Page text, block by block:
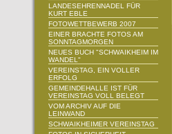
LANDESEHRENNADEL FÜR
KURT EBLE
FOTOWETTBEWERB 2007
EINER BRACHTE FOTOS AM
SONNTAGMORGEN
NEUES BUCH "SCHWAIKHEIM IM
WANDEL"
VEREINSTAG, EIN VOLLER
ERFOLG
GEMEINDEHALLE IST FÜR
VEREINSTAG VOLL BELEGT
VOM ARCHIV AUF DIE
LEINWAND
SCHWAIKHEIMER VEREINSTAG